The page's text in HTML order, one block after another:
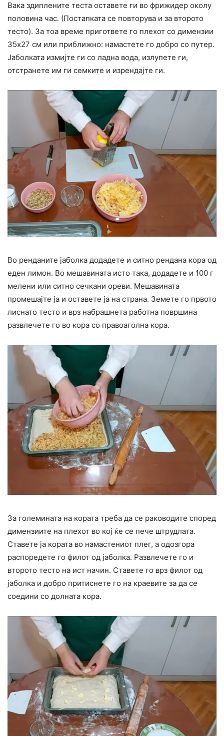
Вака здиплените теста оставете ги во фрижидер околу
половина час. (Постапката се повторува и за второто
тесто). За тоа време пригответе го плехот со димензии
35х27 см или приближно: намастете го добро со путер.
Јаболката измијте ги со ладна вода, излупете ги,
отстранете им ги семките и изрендајте ги.
Во ренданите јаболка додадете и ситно рендана кора од
еден лимон. Во мешавината исто така, додадете и 100 г
мелени или ситно сечкани ореви. Мешавината
промешајте ја и оставете ја на страна. Земете го првото
лиснато тесто и врз набрашнета работна површина
развлечете го во кора со правоаголна кора.
За големината на кората треба да се раководите според
димензиите на плехот во кој ќе се пече штрудлата.
Ставете ја кората во намастениот плег, а одозгора
распоредете го филот од јаболка. Развлечете го и
второто тесто на ист начин. Ставете го врз филот од
јаболка и добро притиснете го на краевите за да се
соедини со долната кора.